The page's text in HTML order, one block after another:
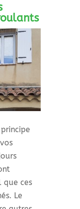
que ces
Le